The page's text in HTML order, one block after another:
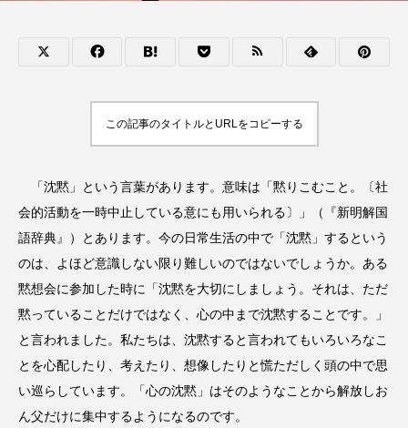
この記事のタイトルとURLをコピーする
「沈黙」という言葉があります。意味は「黙りこむこと。〔社
会的活動を一時中止している意にも用いられる〕」（『新明解国
語辞典』）とあります。今の日常生活の中で「沈黙」するという
のは、よほど意識しない限り難しいのではないでしょうか。ある
黙想会に参加した時に「沈黙を大切にしましょう。それは、ただ
黙っていることだけではなく、心の中まで沈黙することです。」
と言われました。私たちは、沈黙すると言われてもいろいろなこ
とを心配したり、考えたり、想像したりと慌ただしく頭の中で思
い巡らしています。「心の沈黙」はそのようなことから解放しお
ん父だけに集中するようになるのです。